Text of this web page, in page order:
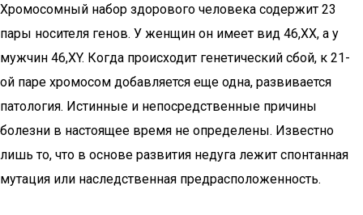
Хромосомный набор здорового человека содержит 23
пары носителя генов. У женщин он имеет вид 46,XX, а у
мужчин 46,XY. Когда происходит генетический сбой, к 21-
ой паре хромосом добавляется еще одна, развивается
патология. Истинные и непосредственные причины
болезни в настоящее время не определены. Известно
лишь то, что в основе развития недуга лежит спонтанная
мутация или наследственная предрасположенность.